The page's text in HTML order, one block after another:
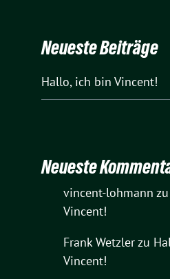
Neueste Beiträge
Hallo, ich bin Vincent!
Neueste
vincent-lohmann zu
Vincent!
Frank Wetzlerzu
Vincent!